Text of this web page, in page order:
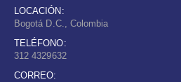
LOCACIÓN:
Bogotá D.C., Colombia
TELÉFONO:
312 4329632
CORREO: